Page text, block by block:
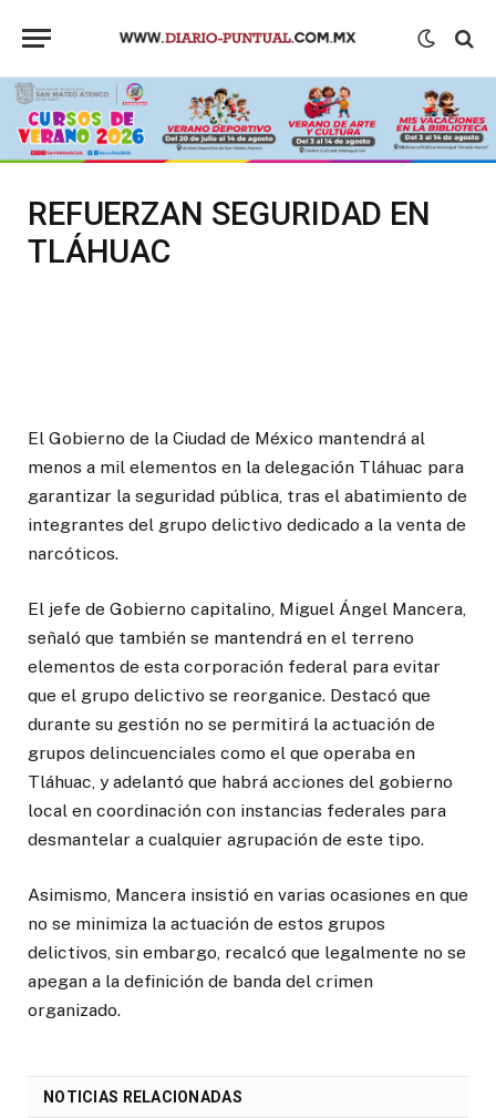
REFUERZAN SEGURIDAD EN
TLÁHUAC
El Gobierno de la Ciudad de México mantendrá al
menos a mil elementos en la delegación Tláhuac para
garantizar la seguridad pública, tras el abatimiento de
integrantes del grupo delictivo dedicado a la venta de
narcóticos.
El jefe de Gobierno capitalino, Miguel Ángel Mancera,
señaló que también se mantendrá en el terreno
elementos de esta corporación federal para evitar
que el grupo delictivo se reorganice. Destacó que
durante su gestión no se permitirá la actuación de
grupos delincuenciales como el que operaba en
Tláhuac, y adelantó que habrá acciones del gobierno
local en coordinación con instancias federales para
desmantelar a cualquier agrupación de este tipo.
Asimismo, Mancera insistió en varias ocasiones en que
no se minimiza la actuación de estos grupos
delictivos, sin embargo, recalcó que legalmente no se
apegan a la definición de banda del crimen
organizado.
NOTICIAS RELACIONADAS